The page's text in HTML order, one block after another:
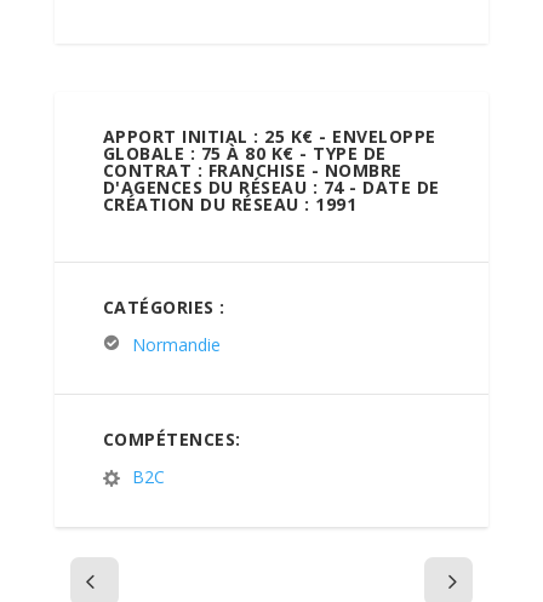
APPORT INITIAL : 25 K€ - ENVELOPPE
GLOBALE : 75 À 80 K€ - TYPE DE
CONTRAT : FRANCHISE - NOMBRE
D'AGENCES DU RÉSEAU : 74 - DATE DE
CRÉATION DU RÉSEAU : 1991
CATÉGORIES :
Normandie
COMPÉTENCES:
B2C